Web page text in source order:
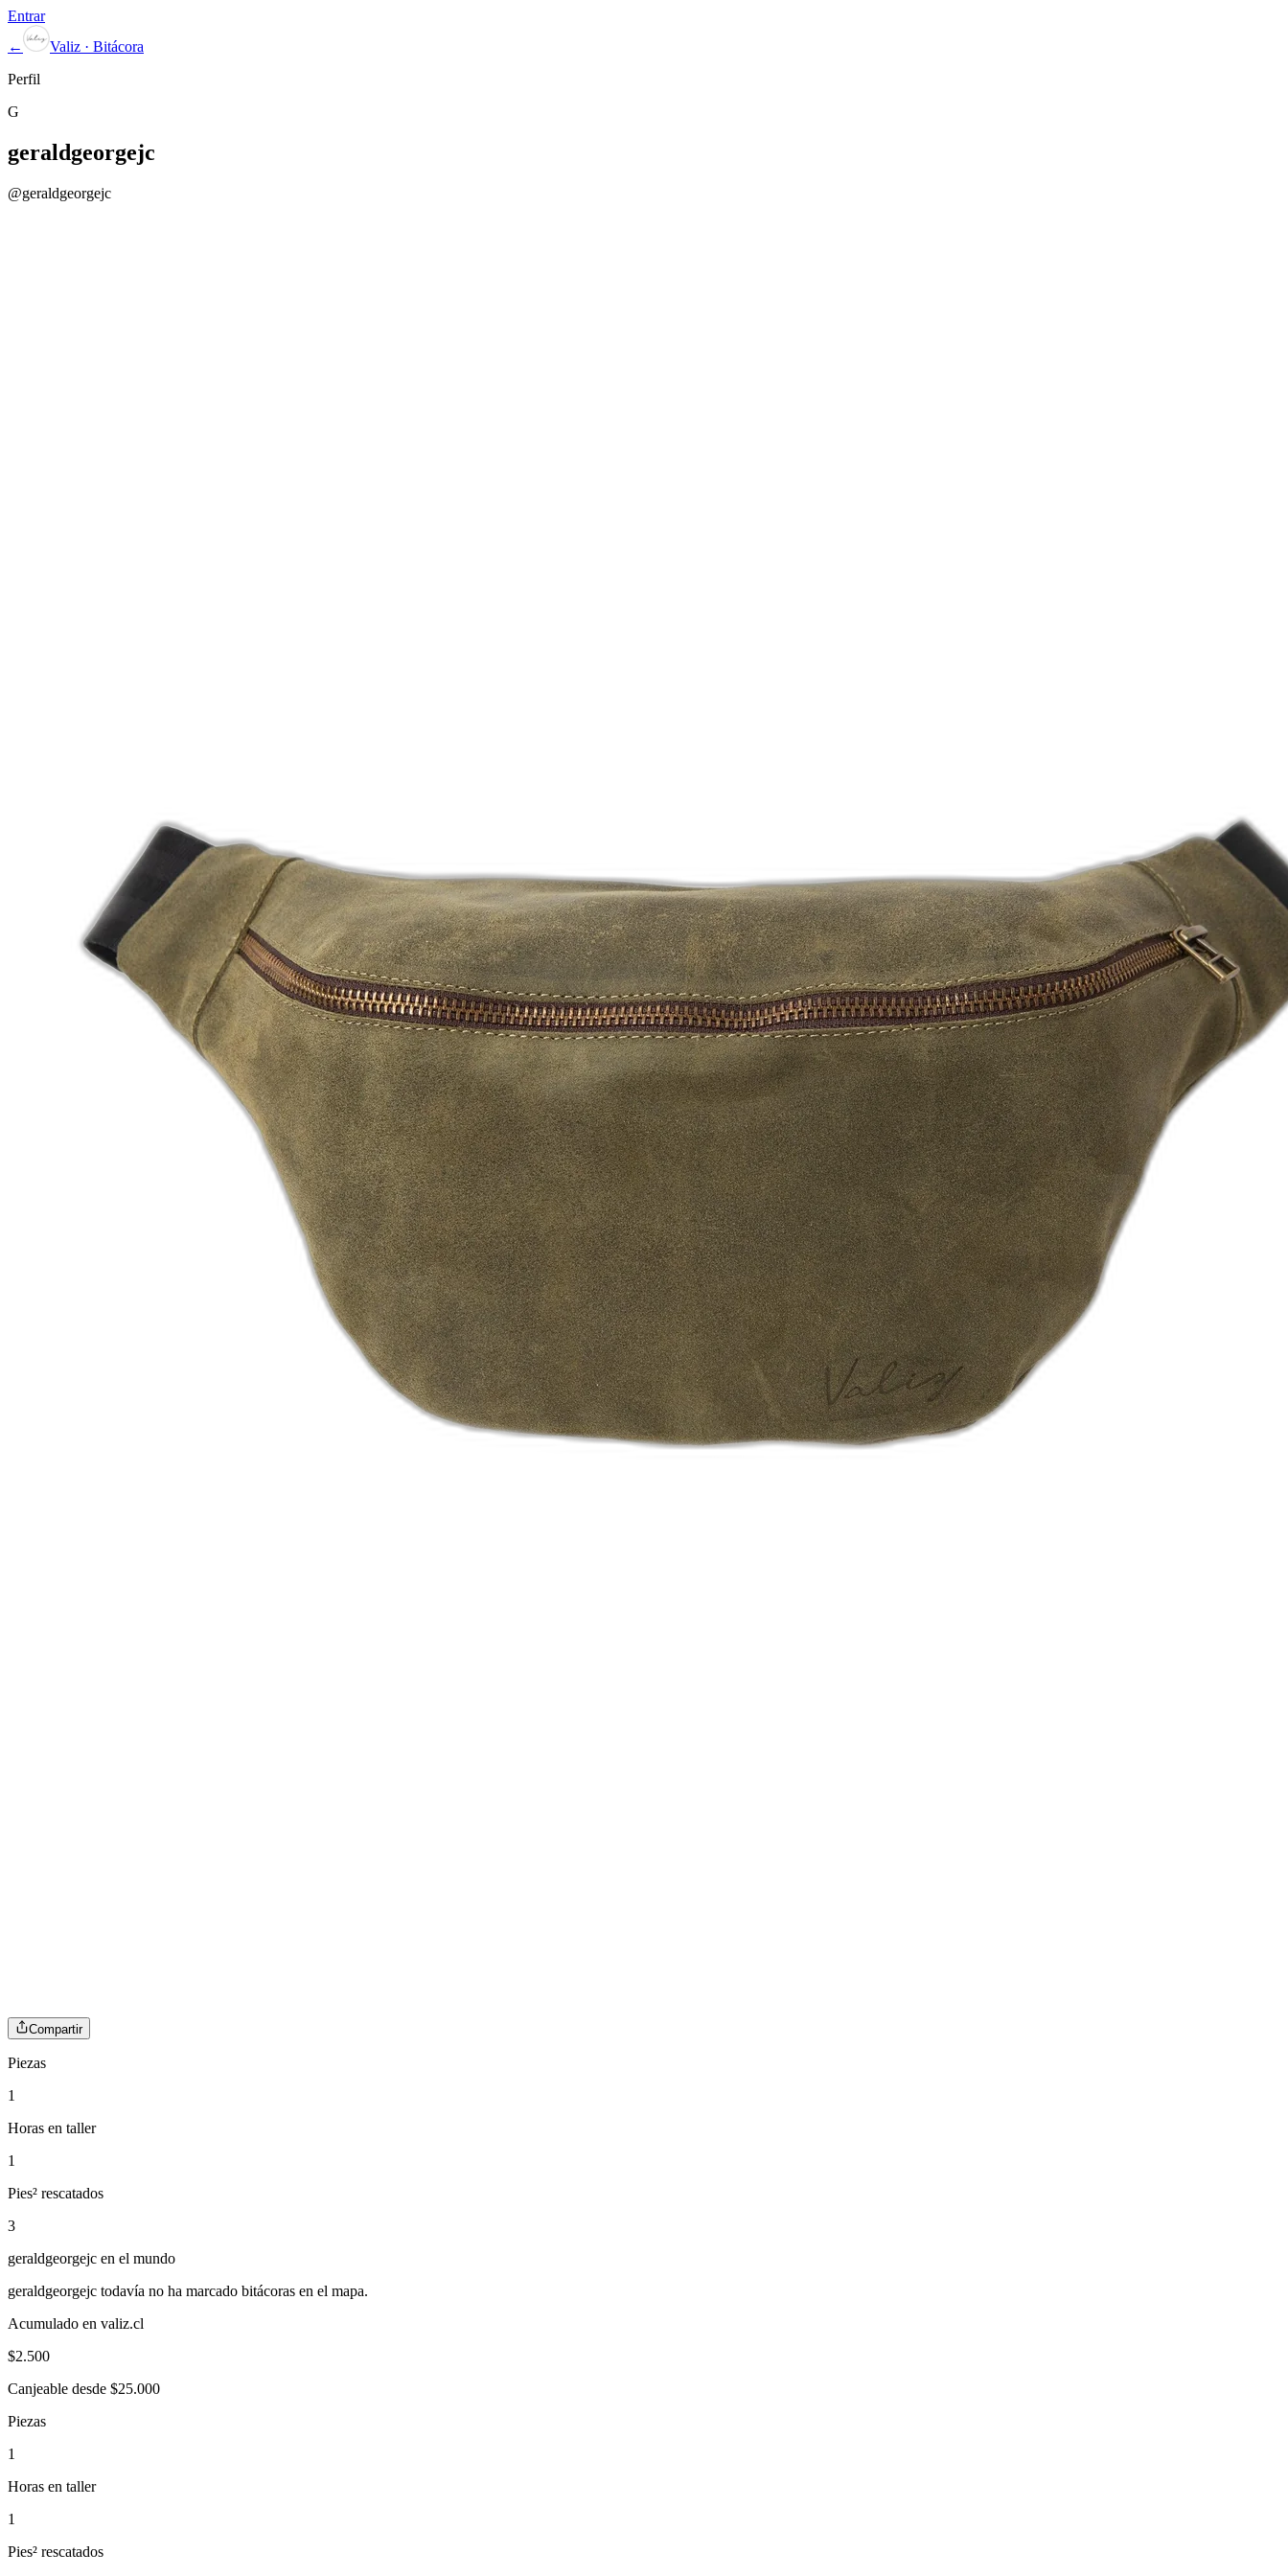
Entrar
←
Valiz · Bitácora
Perfil
G
geraldgeorgejc
@geraldgeorgejc
Compartir
Piezas
1
Horas en taller
1
Pies² rescatados
3
geraldgeorgejc en el mundo
geraldgeorgejc todavía no ha marcado bitácoras en el mapa.
Acumulado en valiz.cl
$2.500
Canjeable desde $25.000
Piezas
1
Horas en taller
1
Pies² rescatados